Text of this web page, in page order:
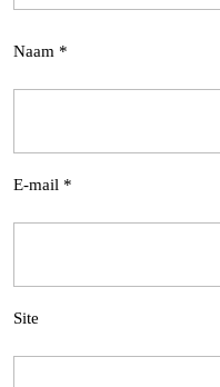
Naam *
E-mail *
Site